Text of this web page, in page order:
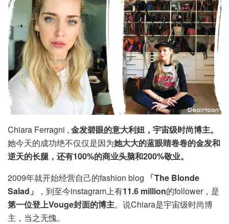
Chiara Ferragni , 金发碧眼的意大利妞，宇宙级时尚博主。
她今天的成功绝不仅仅是因为她大大的蓝眼睛卷卷的金发和
逆天的长腿，还有100%的商业头脑和200%敬业。
2009年就开始经营自己的fashion blog
「The Blonde
Salad」
，到至今instagram上有11.6 million的follower，是
第一位登上Vouge封面的博主。说Chiara是宇宙级时尚博
主，当之无愧。